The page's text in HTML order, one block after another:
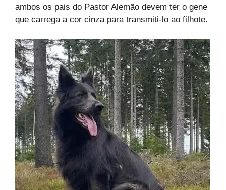
ambos os pais do Pastor Alemão devem ter o gene
que carrega a cor cinza para transmiti-lo ao filhote.